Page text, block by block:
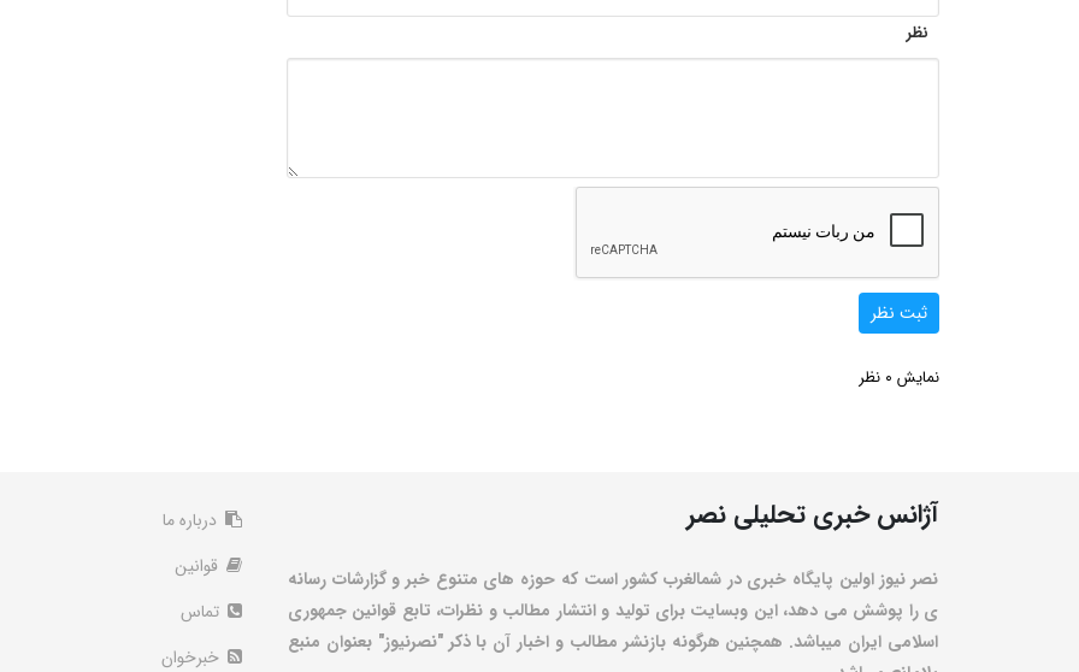
نظر
ثبت نظر
نمایش 0 نظر
آژانس خبری تحلیلی نصر
نصر نیوز اولین پایگاه خبری در شمالغرب کشور است که حوزه های متنوع خبر و گزارشات رسانه
ی را پوشش می دهد، این وبسایت برای تولید و انتشار مطالب و نظرات، تابع قوانین جمهوری
اسلامی ایران میباشد. همچنین هرگونه بازنشر مطالب و اخبار آن با ذکر "نصرنیوز" بعنوان منبع
درباره ما
قوانین
تماس
خبرخوان